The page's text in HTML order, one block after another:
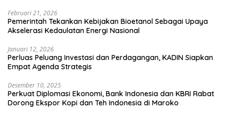
Februari 21, 2026
Pemerintah Tekankan Kebijakan Bioetanol Sebagai Upaya
Akselerasi Kedaulatan Energi Nasional
Januari 12, 2026
Perluas Peluang Investasi dan Perdagangan, KADIN Siapkan
Empat Agenda Strategis
Desember 10, 2025
Perkuat Diplomasi Ekonomi, Bank Indonesia dan KBRI Rabat
Dorong Ekspor Kopi dan Teh Indonesia di Maroko